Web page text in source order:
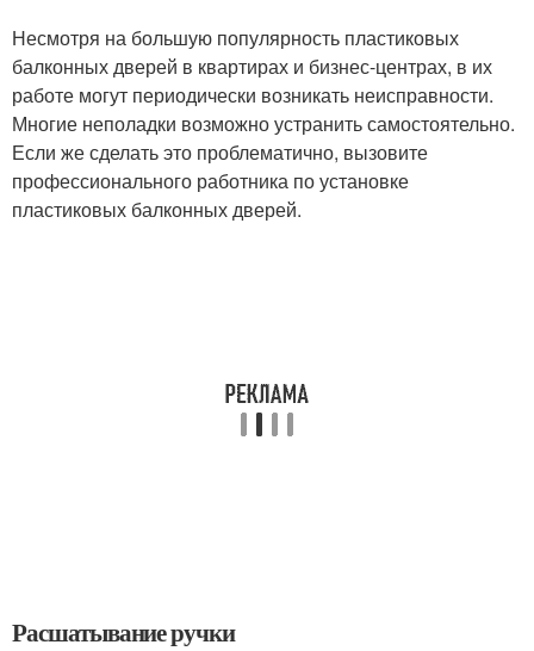
Несмотря на большую популярность пластиковых
балконных дверей в квартирах и бизнес-центрах, в их
работе могут периодически возникать неисправности.
Многие неполадки возможно устранить самостоятельно.
Если же сделать это проблематично, вызовите
профессионального работника по установке
пластиковых балконных дверей.
Расшатывание ручки